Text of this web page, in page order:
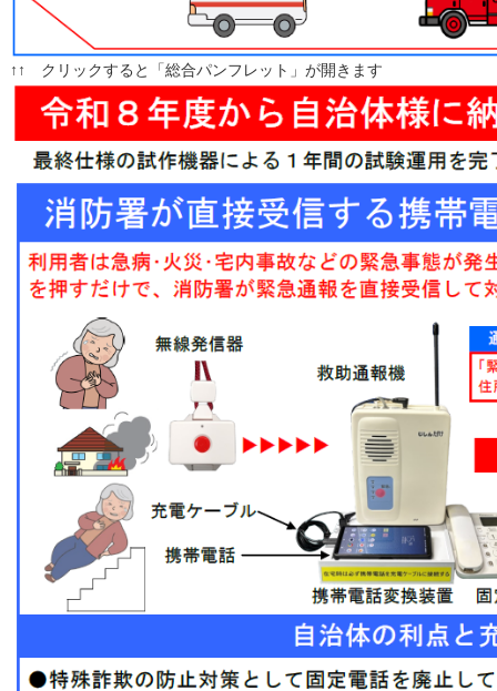
↑↑ クリックすると「総合パンフレット」が開きます